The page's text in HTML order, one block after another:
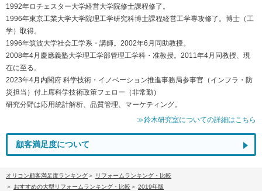
1992年ロチェスター大学経営大学院修士課程修了。
1996年東京工業大学大学院理工学研究科博士課程経営工学専攻修了。博士（工
学）取得。
1996年筑波大学社会工学系・講師。2002年6月同助教授。
2008年4月慶應義塾大学理工学部管理工学科・准教授。2011年4月同教授、現
在に至る。
2023年4月内閣府 科学技術・イノベーション推進事務局参事官（インフラ・防
災担当）付上席科学技術政策フェロー（非常勤）
研究分野は応用統計解析、品質管理、マーケティング。
≫鈴木研究室についての詳細はこちら
顧客満足度について
オリコン顧客満足度ランキング
リフォームランキング・比較
おすすめの大型リフォームランキング・比較
2019年版